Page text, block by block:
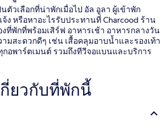
ตัวเลือกที่น่าพักเมื่อไป อัล อูลา ผู้เข้าพัก
ง หรือหาอะไรรับประทานที่ Charcood ร้าน
ที่พักที่พร้อมเสิร์ฟ อาหารเช้า อาหารกลางวัน
มสะดวกดีๆ เช่น เสื้อคลุมอาบน้ำและรองเท้า
อพาร์ตเมนต์ รวมถึงทีวีจอแบนและบริการ
ยวกับที่พักนี้